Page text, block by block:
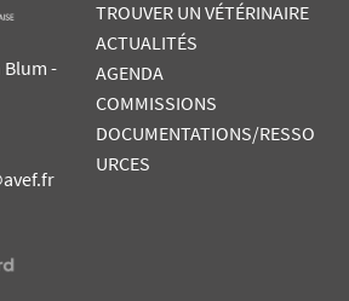
Blum -
TROUVER UN VÉTÉRINAIRE
ACTUALITÉS
AGENDA
COMMISSIONS
DOCUMENTATIONS/RESSO
URCES